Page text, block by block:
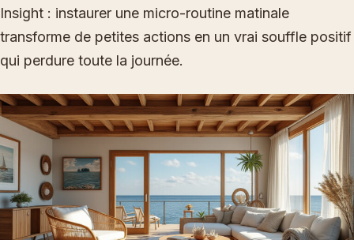
Insight : instaurer une micro-routine matinale
transforme de petites actions en un vrai souffle positif
qui perdure toute la journée.